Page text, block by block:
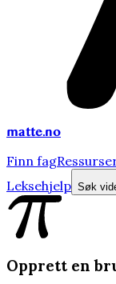
matte.no
Finn fag
Leksehjelp Søk
Opprett en